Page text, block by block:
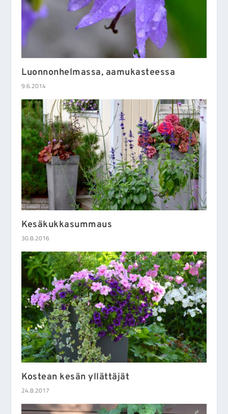
Luonnonhelmassa, aamukasteessa
9.6.2014
Kesäkukkasummaus
30.8.2016
Kostean kesän yllättäjät
24.8.2017